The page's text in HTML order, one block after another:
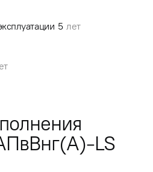
5 лет
LS